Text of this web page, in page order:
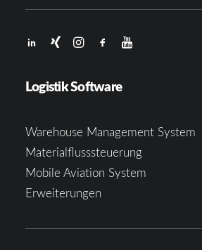
Logistik Software
Warehouse Management System
Materialflusssteuerung
Mobile Aviation System
Erweiterungen